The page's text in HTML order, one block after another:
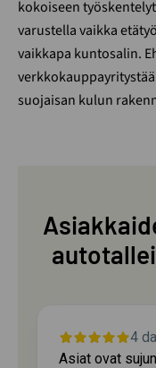
kokoiseen
varustella vaikka
vaikkapa kuntosalin.
suojaisan kulun
4
Asiat ovat